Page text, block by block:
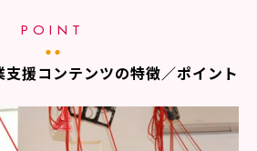
POINT
援コンテンツの特徴／ポイント